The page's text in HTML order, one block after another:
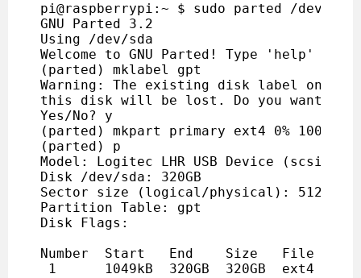
pi@raspberrypi:~ $ sudo parted /dev/sda
GNU Parted 3.2
Using /dev/sda
Welcome to GNU Parted! Type 'help' to
(parted) mklabel gpt
Warning: The existing disk label on /
this disk will be lost. Do you want to
Yes/No? y
(parted) mkpart primary ext4 0% 100%
(parted) p
Model: Logitec LHR USB Device (scsi)
Disk /dev/sda: 320GB
Sector size (logical/physical): 512B/
Partition Table: gpt
Disk Flags:
Number  Start   End    Size   File
1      1049kB  320GB  320GB  ext4